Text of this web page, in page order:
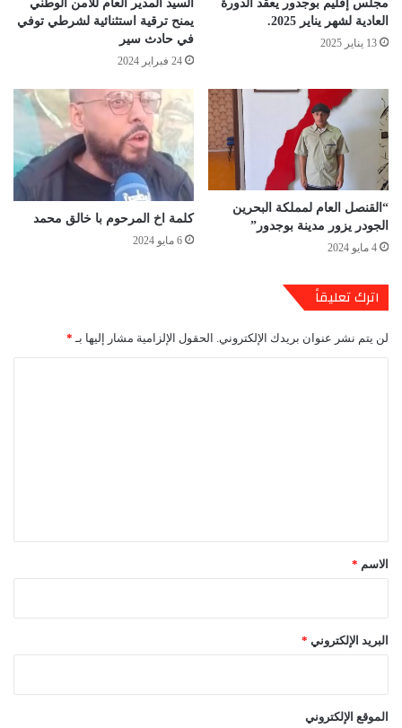
مجلس إقليم بوجدور يعقد الدورة
العادية لشهر يناير 2025.
13 يناير 2025
السيد المدير العام للأمن الوطني
يمنح ترقية استثنائية لشرطي توفي
في حادث سير
24 فبراير 2024
“القنصل العام لمملكة البحرين
الجودر يزور مدينة بوجدور”
4 مايو 2024
كلمة اخ المرحوم با خالق محمد
6 مايو 2024
اترك تعليقاً
لن يتم نشر عنوان بريدك الإلكتروني. الحقول الإلزامية مشار إليها بـ *
*الاسم *
البريد الإلكتروني *
الموقع الإلكتروني